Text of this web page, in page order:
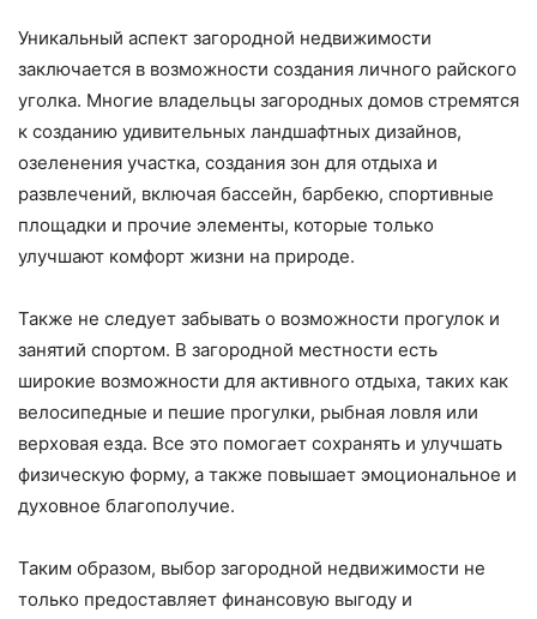
Уникальный аспект загородной недвижимости
заключается в возможности создания личного райского
уголка. Многие владельцы загородных домов стремятся
к созданию удивительных ландшафтных дизайнов,
озеленения участка, создания зон для отдыха и
развлечений, включая бассейн, барбекю, спортивные
площадки и прочие элементы, которые только
улучшают комфорт жизни на природе.
Также не следует забывать о возможности прогулок и
занятий спортом. В загородной местности есть
широкие возможности для активного отдыха, таких как
велосипедные и пешие прогулки, рыбная ловля или
верховая езда. Все это помогает сохранять и улучшать
физическую форму, а также повышает эмоциональное и
духовное благополучие.
Таким образом, выбор загородной недвижимости не
только предоставляет финансовую выгоду и